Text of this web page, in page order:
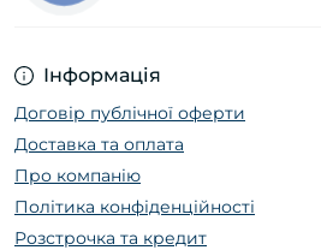
Інформація
Договір публічної оферти
Доставка та оплата
Про компанію
Політика конфіденційності
Розстрочка та кредит